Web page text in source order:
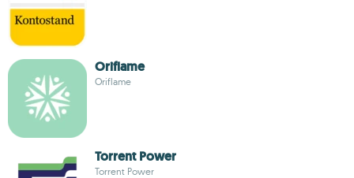
Oriflame
Oriflame
Torrent Power
Torrent Power